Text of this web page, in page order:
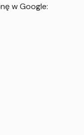
w Google: